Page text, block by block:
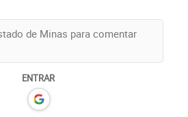
ENTRAR